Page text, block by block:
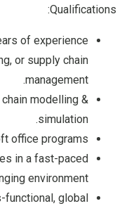
Qualifications:
of experience
or supply chain
management.
modelling &
simulation.
office programs.
in a fast-paced
environment.
global